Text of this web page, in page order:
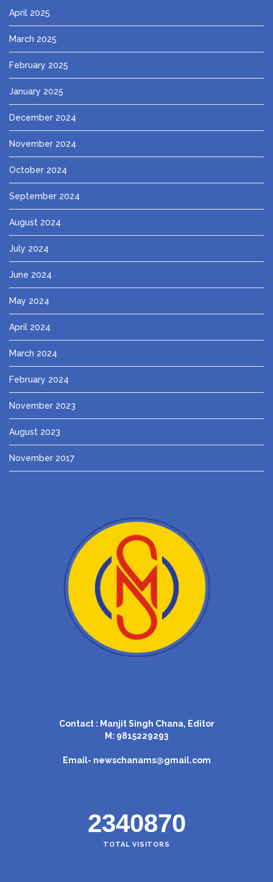
April 2025
March 2025
February 2025
January 2025
December 2024
November 2024
October 2024
September 2024
August 2024
July 2024
June 2024
May 2024
April 2024
March 2024
February 2024
November 2023
August 2023
November 2017
Contact : Manjit Singh Chana, Editor
M: 9815229293
Email- newschanams@gmail.com
2340870
TOTAL VISITORS